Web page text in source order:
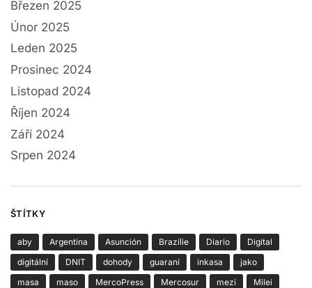
Březen 2025
Únor 2025
Leden 2025
Prosinec 2024
Listopad 2024
Říjen 2024
Září 2024
Srpen 2024
ŠTÍTKY
aby Argentina Asunción Brazílie Diario
Digital
digitální
DNIT dohody guaraní inkasa
jako
masa
maso MercoPress Mercosur mezi
Milei